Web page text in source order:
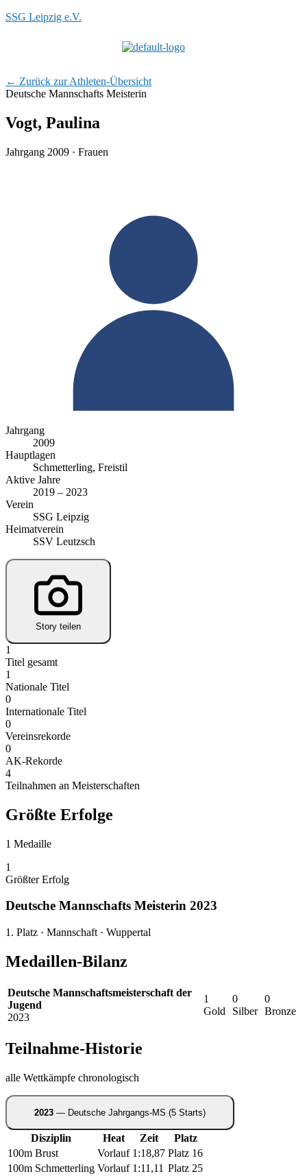
SSG Leipzig e.V.
← Zurück zur Athleten-Übersicht
Deutsche Mannschafts Meisterin
Vogt, Paulina
Jahrgang 2009 · Frauen
Jahrgang
2009
Hauptlagen
Schmetterling, Freistil
Aktive Jahre
2019 – 2023
Verein
SSG Leipzig
Heimatverein
SSV Leutzsch
Story teilen
1
Titel gesamt
1
Nationale Titel
0
Internationale Titel
0
Vereinsrekorde
0
AK-Rekorde
4
Teilnahmen an Meisterschaften
Größte Erfolge
1 Medaille
1
Größter Erfolg
Deutsche Mannschafts Meisterin 2023
1. Platz · Mannschaft · Wuppertal
Medaillen-Bilanz
Deutsche Mannschaftsmeisterschaft der
Jugend
2023
1
Gold
0
Silber
0
Bronze
Teilnahme-Historie
alle Wettkämpfe chronologisch
2023 — Deutsche Jahrgangs-MS (5 Starts)
Disziplin Heat Zeit
Platz
100m Brust
Vorlauf 1:18,87 Platz 16
100m Schmetterling Vorlauf 1:11,11 Platz 25